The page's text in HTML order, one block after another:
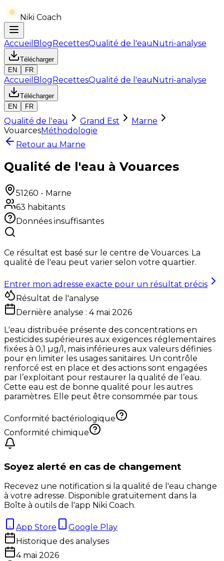
Niki Coach
Accueil BlogRecettesQualité de l'eauNutri-analyse
Télécharger
EN
FR
Accueil BlogRecettesQualité de l'eauNutri-analyse
Télécharger
EN
FR
Qualité de l'eau Grand Est
Marne
VouarcesMéthodologie
Retour au Marne
Qualité de l'eau à Vouarces
51260 - Marne
63 habitants
Données insuffisantes
Ce résultat est basé sur le centre de Vouarces. La
qualité de l'eau peut varier selon votre quartier.
Entrer mon adresse exacte pour un résultat précis
Résultat de l'analyse
Dernière analyse : 4 mai 2026
L'eau distribuée présente des concentrations en
pesticides supérieures aux exigences réglementaires
fixées à 0,1 µg/l, mais inférieures aux valeurs définies
pour en limiter les usages sanitaires. Un contrôle
renforcé est en place et des actions sont engagées
par l’exploitant pour restaurer la qualité de l’eau.
Cette eau est de bonne qualité pour les autres
paramètres. Elle peut être consommée par tous.
Conformité bactériologique
Conformité chimique
Soyez alerté en cas de changement
Recevez une notification si la qualité de l'eau change
à votre adresse. Disponible gratuitement dans la
Boîte à outils de l'app Niki Coach.
App Store
Google Play
Historique des analyses
4 mai 2026